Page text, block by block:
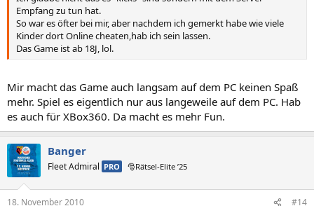
Empfang zu tun hat.
So war es öfter bei mir, aber nachdem ich gemerkt habe wie viele
Kinder dort Online cheaten,hab ich sein lassen.
Das Game ist ab 18J, lol.
Mir macht das Game auch langsam auf dem PC keinen Spaß
mehr. Spiel es eigentlich nur aus langeweile auf dem PC. Hab
es auch für XBox360. Da macht es mehr Fun.
Banger
Fleet Admiral PRO 🎅Rätsel-Elite ’25
18. November 2010 #14